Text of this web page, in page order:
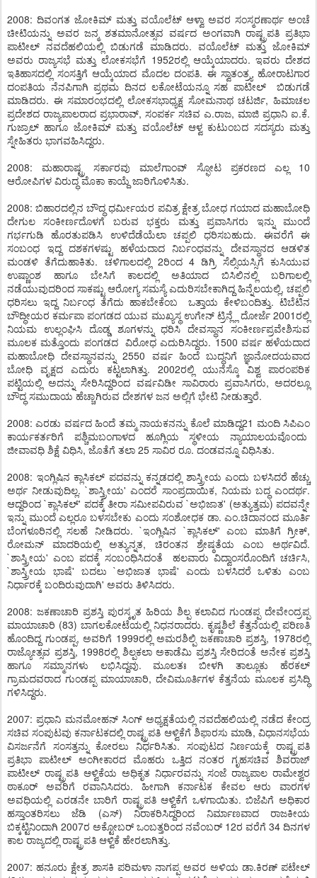
2008: ದಿವಂಗತ ಜೋಕಿಮ್ ಮತ್ತು ವಯೊಲೆಟ್ ಆಳ್ವಾ ಅವರ ಸಂಸ್ಮರಣಾರ್ಥ ಅಂಚೆ
ಚೀಟಿಯನ್ನು ಅವರ ಜನ್ಮ ಶತಮಾನೋತ್ಸವ ವರ್ಷದ ಅಂಗವಾಗಿ ರಾಷ್ಟ್ರಪತಿ ಪ್ರತಿಭಾ
ಪಾಟೀಲ್ ನವದೆಹಲಿಯಲ್ಲಿ ಬಿಡುಗಡೆ ಮಾಡಿದರು. ವಯೊಲೆಟ್ ಮತ್ತು ಜೋಕಿಮ್
ಅವರು ರಾಜ್ಯಸಭೆ ಮತ್ತು ಲೋಕಸಭೆಗೆ 1952ರಲ್ಲಿ ಆಯ್ಕೆಯಾದರು. ಇವರು ದೇಶದ
ಇತಿಹಾಸದಲ್ಲಿ ಸಂಸತ್ತಿಗೆ ಆಯ್ಕೆಯಾದ ಮೊದಲ ದಂಪತಿ. ಈ ಸ್ವಾತಂತ್ರ್ಯ ಹೋರಾಟಗಾರ
ದಂಪತಿಯ ನೆನಪಿಗಾಗಿ ಪ್ರಥಮ ದಿನದ ಲಕೋಟೆಯನ್ನೂ ಸಹ ಪಾಟೀಲ್ ಬಿಡುಗಡೆ
ಮಾಡಿದರು. ಈ ಸಮಾರಂಭದಲ್ಲಿ ಲೋಕಸಭಾಧ್ಯಕ್ಷ ಸೋಮನಾಥ ಚಟರ್ಜಿ, ಹಿಮಾಚಲ
ಪ್ರದೇಶದ ರಾಜ್ಯಪಾಲರಾದ ಪ್ರಭಾರಾವ್, ಸಂಪರ್ಕ ಸಚಿವ ಎ.ರಾಜ, ಮಾಜಿ ಪ್ರಧಾನಿ ಐ.ಕೆ.
ಗುಜ್ರಾಲ್ ಹಾಗೂ ಜೋಕಿಮ್ ಮತ್ತು ವಯೊಲೆಟ್ ಆಳ್ವ ಕುಟುಂಬದ ಸದಸ್ಯರು ಮತ್ತು
ಸ್ನೇಹಿತರು ಭಾಗವಹಿಸಿದ್ದರು.
2008: ಮಹಾರಾಷ್ಟ್ರ ಸರ್ಕಾರವು ಮಾಲೆಗಾಂವ್ ಸ್ಫೋಟ ಪ್ರಕರಣದ ಎಲ್ಲ 10
ಆರೋಪಿಗಳ ವಿರುದ್ಧ ಮೊಕಾ ಕಾಯ್ದೆ ಜಾರಿಗೊಳಿಸಿತು.
2008: ಬಿಹಾರದಲ್ಲಿನ ಬೌದ್ಧ ಧರ್ಮೀಯರ ಪವಿತ್ರ ಕ್ಷೇತ್ರ ಬೋಧ ಗಯಾದ ಮಹಾಬೋಧಿ
ದೇಗುಲ ಸಂಕೀರ್ಣದೊಳಗೆ ಬರುವ ಭಕ್ತರು ಮತ್ತು ಪ್ರವಾಸಿಗರು ಇನ್ನು ಮುಂದೆ
ಗರ್ಭಗುಡಿ ಹೊರತುಪಡಿಸಿ ಉಳಿದೆಡೆಯೆಲಾ ಚಪ್ಪಲಿ ಧರಿಸಬಹುದು. ಈವರೆಗೆ ಈ
ಸಂಬಂಧ ಇದ್ದ ದಶಕಗಳಷ್ಟು ಹಳೆಯದಾದ ನಿರ್ಬಂಧವನ್ನು ದೇವಸ್ಥಾನದ ಆಡಳಿತ
ಮಂಡಳಿ ತೆಗೆದುಹಾಕಿತು. ಚಳಿಗಾಲದಲ್ಲಿ 2ರಿಂದ 4 ಡಿಗ್ರಿ ಸೆಲ್ಸಿಯಸ್ಸಿಗೆ ಕುಸಿಯುವ
ಉಷ್ಣಾಂಶ ಹಾಗೂ ಬೇಸಿಗೆ ಕಾಲದಲ್ಲಿ ಅತಿಯಾದ ಬಿಸಿಲಿನಲ್ಲಿ ಬರಿಗಾಲಲ್ಲಿ
ನಡೆಯುವುದರಿಂದ ಸಾಕಷ್ಟು ಆರೋಗ್ಯ ಸಮಸ್ಯೆ ಎದುರಿಸಬೇಕಾಗಿದ್ದ ಹಿನ್ನೆಲಯಲ್ಲಿ, ಚಪ್ಪಲಿ
ಧರಿಸಲು ಇದ್ದ ನಿರ್ಬಂಧ ತೆಗೆದು ಹಾಕಬೇಕೆಂಬ ಒತ್ತಾಯ ಕೇಳಿಬಂದಿತ್ತು. ಟಿಬೆಟಿನ
ಬೌದ್ಧೀಯರ ಕರ್ಮಪಾ ಪಂಗಡದ ಯುವ ಮುಖ್ಯಸ್ಥ ಉಗೇನ್ ಟ್ರಿನ್ಲ್ಲೆ ದೋರ್ಜೆ 2001ರಲ್ಲಿ
ನಿಯಮ ಉಲ್ಲಂಘಿಸಿ ದೊಡ್ಡ ಶೂಗಳನ್ನು ಧರಿಸಿ ದೇವಸ್ಥಾನ ಸಂಕೀರ್ಣಪ್ರವೇಶಿಸುವ
ಮೂಲಕ ಮತ್ತೊಂದು ಪಂಗಡದ ವಿರೋಧ ಎದುರಿಸಿದ್ದರು. 1500 ವರ್ಷ ಹಳೆಯದಾದ
ಮಹಾಬೋಧಿ ದೇವಸ್ಥಾನವನ್ನು 2550 ವರ್ಷ ಹಿಂದೆ ಬುದ್ಧನಿಗೆ ಜ್ಞಾನೋದಯವಾದ
ಬೋಧಿ ವೃಕ್ಷದ ಎದುರು ಕಟ್ಟಲಾಗಿತ್ತು. 2002ರಲ್ಲಿ ಯುನೆಸ್ಕೊ ವಿಶ್ವ ಪಾರಂಪರಿಕ
ಪಟ್ಟಿಯಲ್ಲಿ ಅದನ್ನು ಸೇರಿಸಿದ್ದರಿಂದ ವರ್ಷವಿಡೀ ಸಾವಿರಾರು ಪ್ರವಾಸಿಗರು, ಅದರಲ್ಲೂ
ಬೌದ್ಧ ಸಮುದಾಯ ಹೆಚ್ಚಾಗಿರುವ ದೇಶಗಳ ಜನ ಅಲ್ಲಿಗೆ ಭೇಟಿ ನೀಡುತ್ತಾರೆ.
2008: ಎರಡು ವರ್ಷದ ಹಿಂದೆ ತಮ್ಮ ನಾಯಕನನ್ನು ಕೊಲೆ ಮಾಡಿದ್ದ21 ಮಂದಿ ಸಿಪಿಎಂ
ಕಾರ್ಯಕರ್ತರಿಗೆ ಪಶ್ಚಿಮಬಂಗಾಳದ ಹೂಗ್ಲಿಯ ಸ್ಥಳೀಯ ನ್ಯಾಯಾಲಯವೊಂದು
ಜೀವಾವಧಿ ಶಿಕ್ಷೆ ವಿಧಿಸಿ, ಜೊತೆಗೆ ತಲಾ 25 ಸಾವಿರ ರೂ. ದಂಡವನ್ನೂ ವಿಧಿಸಿತು.
2008: ಇಂಗ್ಲಿಷಿನ ಕ್ಲಾಸಿಕಲ್ ಪದವನ್ನು ಕನ್ನಡದಲ್ಲಿ ಶಾಸ್ತ್ರೀಯ ಎಂದು ಬಳಸಿದರೆ ಹೆಚ್ಚು
ಅರ್ಥ ನೀಡುವುದಿಲ್ಲ. `ಶಾಸ್ತ್ರೀಯ' ಎಂದರೆ ಸಾಂಪ್ರದಾಯಿಕ, ನಿಯಮ ಬದ್ಧ ಎಂದರ್ಥ.
ಆದ್ದರಿಂದ `ಕ್ಲಾಸಿಕಲ್' ಪದಕ್ಕೆ ತೀರಾ ಸಮೀಪವಿರುವ `ಅಭಿಜಾತ' (ಅತ್ಯುತ್ತಮ) ಪದವನ್ನೇ
ಇನ್ನು ಮುಂದೆ ಎಲ್ಲರೂ ಬಳಸಬೇಕು ಎಂದು ಸಂಶೋಧಕ ಡಾ. ಎಂ.ಚಿದಾನಂದ ಮೂರ್ತಿ
ಬೆಂಗಳೂರಿನಲ್ಲಿ ಸಲಹೆ ನೀಡಿದರು. `ಇಂಗ್ಲಿಷಿನ `ಕ್ಲಾಸಿಕಲ್' ಎಂಬ ಮಾತಿಗೆ ಗ್ರೀಕ್,
ರೋಮನ್ ಮಾದರಿಯಲ್ಲಿ ಅತ್ಯುನ್ನತ, ಚಿರಂತನ ಶ್ರೇಷ್ಠತೆಯ ಎಂಬ ಅರ್ಥವಿದೆ.
`ಶಾಸ್ತ್ರೀಯ' ಎಂಬ ಪದಕ್ಕೆ ಸಂಬಂಧಿಸಿದಂತೆ ಹಲವಾರು ವಿದ್ವಾಂಸರೊಂದಿಗೆ ಚರ್ಚಿಸಿ,
`ಶಾಸ್ತ್ರೀಯ ಭಾಷೆ' ಬದಲು `ಅಭಿಜಾತ ಭಾಷೆ' ಎಂದು ಬಳಸಿದರೆ ಒಳಿತು ಎಂಬ
ನಿರ್ಧಾರಕ್ಕೆ ಬಂದಿರುವುದಾಗಿ' ಅವರು ತಿಳಿಸಿದರು.
2008: ಜಕಣಾಚಾರಿ ಪ್ರಶಸ್ತಿ ಪುರಸ್ಕೃತ ಹಿರಿಯ ಶಿಲ್ಪ ಕಲಾವಿದ ಗುಂಡಪ್ಪ ದೇವೇಂದ್ರಪ್ಪ
ಮಾಯಾಚಾರಿ (83) ಬಾಗಲಕೋಟೆಯಲ್ಲಿ ನಿಧನರಾದರು. ಕೃಷ್ಣಶಿಲೆ ಕೆತ್ತನೆಯಲ್ಲಿ ಪರಿಣತಿ
ಹೊಂದಿದ್ದ ಗುಂಡಪ್ಪ, ಅವರಿಗೆ 1999ರಲ್ಲಿ ಅಮರಶಿಲ್ಪಿ ಜಕಣಾಚಾರಿ ಪ್ರಶಸ್ತಿ, 1978ರಲ್ಲಿ
ರಾಜ್ಯೋತ್ಸವ ಪ್ರಶಸ್ತಿ, 1998ರಲ್ಲಿ ಶಿಲ್ಪಕಲಾ ಅಕಾಡೆಮಿ ಪ್ರಶಸ್ತಿ ಸೇರಿದಂತೆ ಅನೇಕ ಪ್ರಶಸ್ತಿ
ಹಾಗೂ ಸಮ್ಮಾನಗಳು ಲಭಿಸಿದ್ದವು. ಮೂಲತಃ ಬೀಳಗಿ ತಾಲ್ಲೂಕು ಹೆರಕಲ್
ಗ್ರಾಮದವರಾದ ಗುಂಡಪ್ಪ ಮಾಯಾಚಾರಿ, ದೇವಿಮೂರ್ತಿಗಳ ಕೆತ್ತನೆಯ ಮೂಲಕ ಪ್ರಸಿದ್ಧಿ
ಗಳಿಸಿದ್ದರು.
2007: ಪ್ರಧಾನಿ ಮನಮೋಹನ್ ಸಿಂಗ್ ಅಧ್ಯಕ್ಷತೆಯಲ್ಲಿ ನವದೆಹಲಿಯಲ್ಲಿ ನಡೆದ ಕೇಂದ್ರ
ಸಚಿವ ಸಂಪುಟವು ಕರ್ನಾಟಕದಲ್ಲಿ ರಾಷ್ಟ್ರಪತಿ ಆಳ್ವಿಕೆಗೆ ಶಿಫಾರಸು ಮಾಡಿ, ವಿಧಾನಸಭೆಯ
ವಿಸರ್ಜನೆಗೆ ಸಂಸತ್ತನ್ನು ಕೋರಲು ನಿರ್ಧರಿಸಿತು. ಸಂಪುಟದ ನಿರ್ಣಯಕ್ಕೆ ರಾಷ್ಟ್ರಪತಿ
ಪ್ರತಿಭಾ ಪಾಟೀಲ್ ಅಂಗೀಕಾರದ ಮೊಹರು ಒತ್ತಿದ ನಂತರ ಗೃಹಸಚಿವ ಶಿವರಾಜ್
ಪಾಟೀಲ್ ರಾಷ್ಟ್ರಪತಿ ಆಳ್ವಿಕೆಯ ಅಧಿಕೃತ ನಿರ್ಧಾರವನ್ನು ಸಂಜೆ ರಾಜ್ಯಪಾಲ ರಾಮೇಶ್ವರ
ಠಾಕೂರ್ ಅವರಿಗೆ ರವಾನಿಸಿದರು. ಹೀಗಾಗಿ ಕರ್ನಾಟಕ ಕೇವಲ ಆರು ವಾರಗಳ
ಅವಧಿಯಲ್ಲಿ ಎರಡನೇ ಬಾರಿಗೆ ರಾಷ್ಟ್ರಪತಿ ಆಳ್ವಿಕೆಗೆ ಒಳಗಾಯಿತು. ಬಿಜೆಪಿಗೆ ಅಧಿಕಾರ
ಹಸ್ತಾಂತರಿಸಲು ಜೆಡಿ (ಎಸ್) ನಿರಾಕರಿಸಿದ್ದರಿಂದ ನಿರ್ಮಾಣವಾದ ರಾಜಕೀಯ
ಬಿಕ್ಕಟ್ಟಿನಿಂದಾಗಿ 2007ರ ಅಕ್ಟೋಬರ್ ಒಂಬತ್ತರಿಂದ ನವೆಂಬರ್ 12ರ ವರೆಗೆ 34 ದಿನಗಳ
ಕಾಲ ರಾಜ್ಯದಲ್ಲಿ ರಾಷ್ಟ್ರಪತಿ ಆಳ್ವಿಕೆ ಹೇರಲಾಗಿತ್ತು.
2007: ಹನೂರು ಕ್ಷೇತ್ರ ಶಾಸಕಿ ಪರಿಮಳಾ ನಾಗಪ್ಪ ಅವರ ಅಳಿಯ ಡಾ.ಕಿರಣ್ ಪಟೇಲ್